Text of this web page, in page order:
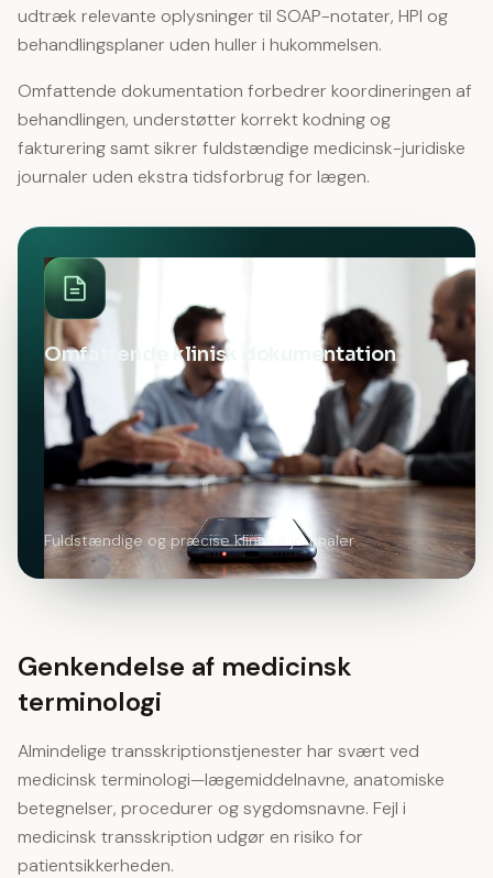
udtræk relevante oplysninger til SOAP-notater, HPI og
behandlingsplaner uden huller i hukommelsen.
Omfattende dokumentation forbedrer koordineringen af
behandlingen, understøtter korrekt kodning og
fakturering samt sikrer fuldstændige medicinsk-juridiske
journaler uden ekstra tidsforbrug for lægen.
Omfattende klinisk dokumentation
Fuldstændige og præcise kliniske journaler
Genkendelse af medicinsk
terminologi
Almindelige transskriptionstjenester har svært ved
medicinsk terminologi—lægemiddelnavne, anatomiske
betegnelser, procedurer og sygdomsnavne. Fejl i
medicinsk transskription udgør en risiko for
patientsikkerheden.